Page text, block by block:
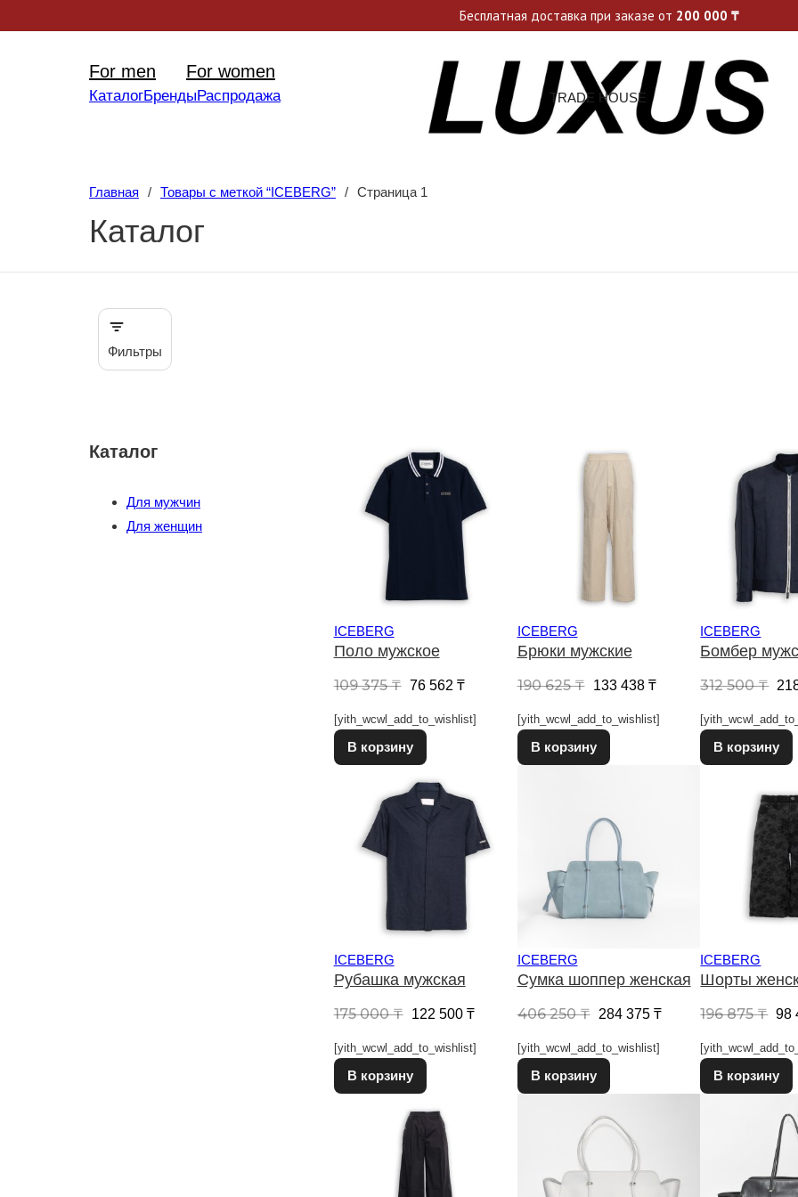
Уникальные акции и спецпредложения каждую неделю, не пропусти
For men For women
КаталогБрендыРаспродажа TRADE HOUSE
Главная / Товары с меткой “ICEBERG” / Страница 1
Каталог
Фильтры
Каталог
Для мужчин
Для женщин
ICEBERG
Поло мужское
109 375₸ Первоначальная цена составляла 109 375 ₸.
76 562 ₸Текущая цена: 76 562 ₸.
[yith_wcwl_add_to_wishlist]
В корзину Этот товар имеет несколько вариаций. Опции можно
ICEBERG
Брюки мужские
190 625₸ Первоначальная цена
133 438 ₸Текущая цена: 133
[yith_wcwl_add_to_wishlist]
В корзину Этот товар имеет несколько
ICEBERG
Бомбер
312 500₸
В корзину
ICEBERG
Рубашка мужская
175 000₸ Первоначальная цена составляла 175 000 ₸.
122 500 ₸Текущая цена: 122 500 ₸.
[yith_wcwl_add_to_wishlist]
В корзину Этот товар имеет несколько вариаций. Опции можно
ICEBERG
Сумка шоппер женская
406 250₸ Первоначальная цена
284 375 ₸Текущая цена: 284
[yith_wcwl_add_to_wishlist]
В корзину Этот товар имеет несколько
ICEBERG
Шорты
196 875₸ 98
В корзину
Бесплатная доставка при заказе от 200 000 ₸